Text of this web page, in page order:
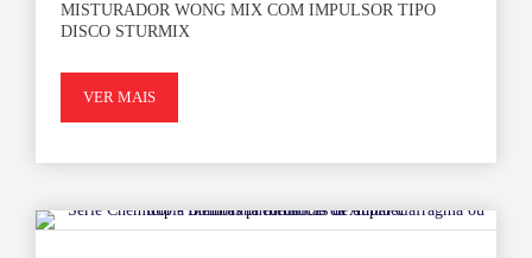
MISTURADOR WONG MIX COM IMPULSOR TIPO
DISCO STURMIX
VER MAIS